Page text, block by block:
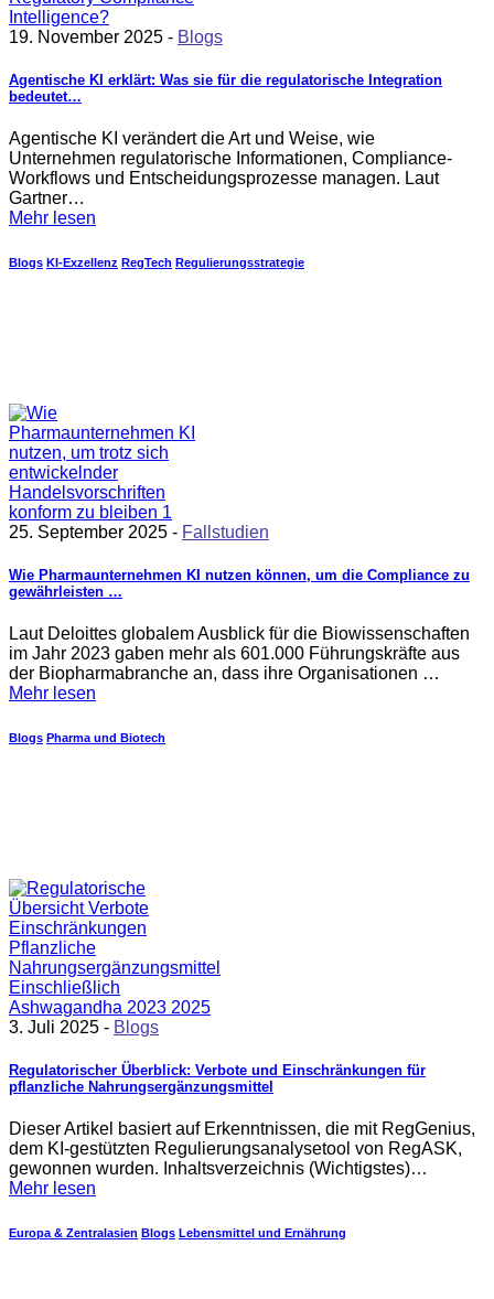
19. November 2025 - Blogs
Agentische KI erklärt: Was sie für die regulatorische Integration
bedeutet…
Agentische KI verändert die Art und Weise, wie
Unternehmen regulatorische Informationen, Compliance-
Workflows und Entscheidungsprozesse managen. Laut
Gartner…
Mehr lesen
Blogs KI-Exzellenz RegTech Regulierungsstrategie
25. September 2025 - Fallstudien
Wie Pharmaunternehmen KI nutzen können, um die Compliance zu
gewährleisten …
Laut Deloittes globalem Ausblick für die Biowissenschaften
im Jahr 2023 gaben mehr als 601.000 Führungskräfte aus
der Biopharmabranche an, dass ihre Organisationen …
Mehr lesen
Blogs Pharma und Biotech
3. Juli 2025 - Blogs
Regulatorischer Überblick: Verbote und Einschränkungen für
pflanzliche Nahrungsergänzungsmittel
Dieser Artikel basiert auf Erkenntnissen, die mit RegGenius,
dem KI-gestützten Regulierungsanalysetool von RegASK,
gewonnen wurden. Inhaltsverzeichnis (Wichtigstes)…
Mehr lesen
Europa & Zentralasien Blogs Lebensmittel und Ernährung